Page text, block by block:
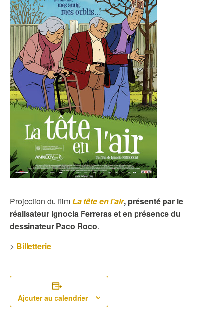
Projection du filmLa tête en l’air, présenté par le
réalisateur Ignocia Ferreras et en présence du
dessinateur Paco Roco.
> Billetterie
Ajouter au calendrier